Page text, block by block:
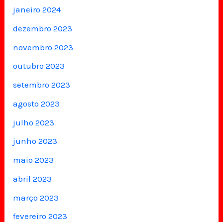
janeiro 2024
dezembro 2023
novembro 2023
outubro 2023
setembro 2023
agosto 2023
julho 2023
junho 2023
maio 2023
abril 2023
março 2023
fevereiro 2023